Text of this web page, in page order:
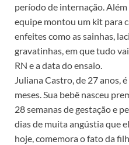
período de internação.
equipe montou um kit para
enfeites como as sainhas,
gravatinhas, em que tudo
RN e a data do ensaio.
Juliana Castro, de 27 anos,
meses. Sua bebê nasceu
28 semanas de gestação e
dias de muita angústia que
hoje, comemora o fato da